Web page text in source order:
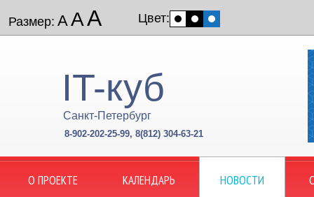
Размер: ААА Цвет:
IT-куб
Санкт-Петербург
8-902-202-25-99, 8(812) 304-63-21
О ПРОЕКТЕ КАЛЕНДАРЬ НОВОСТИ